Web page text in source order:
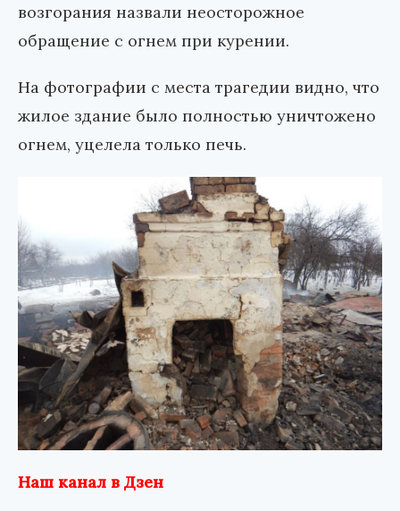
возгорания назвали неосторожное
обращение с огнем при курении.
На фотографии с места трагедии видно, что
жилое здание было полностью уничтожено
огнем, уцелела только печь.
Наш канал в Дзен